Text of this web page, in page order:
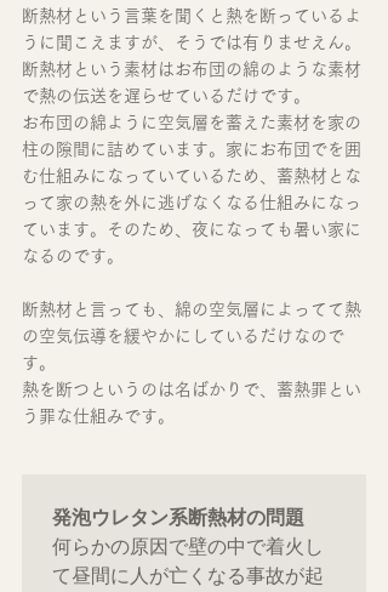
断熱材という言葉を聞くと熱を断っているよ
うに聞こえますが、そうでは有りませえん。
断熱材という素材はお布団の綿のような素材
で熱の伝送を遅らせているだけです。
お布団の綿ように空気層を蓄えた素材を家の
柱の隙間に詰めています。家にお布団でを囲
む仕組みになっていているため、蓄熱材とな
って家の熱を外に逃げなくなる仕組みになっ
ています。そのため、夜になっても暑い家に
なるのです。
断熱材と言っても、綿の空気層によってて熱
の空気伝導を緩やかにしているだけなので
す。
熱を断つというのは名ばかりで、蓄熱罪とい
う罪な仕組みです。
発泡ウレタン系断熱材の問題
何らかの原因で壁の中で着火し
て昼間に人が亡くなる事故が起